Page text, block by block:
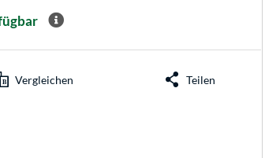
Vergleichen Teilen